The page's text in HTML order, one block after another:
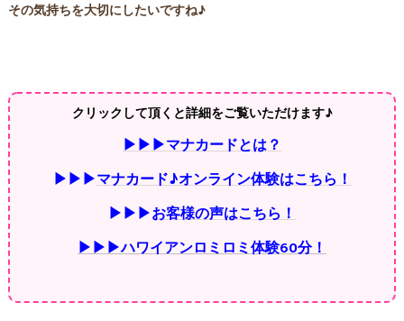
その気持ちを大切にしたいですね♪
クリックして頂くと詳細をご覧いただけます♪
▶▶▶マナカードとは？
▶▶▶マナカード♪オンライン体験はこちら！
▶▶▶お客様の声はこちら！
▶▶▶ハワイアンロミロミ体験60分！